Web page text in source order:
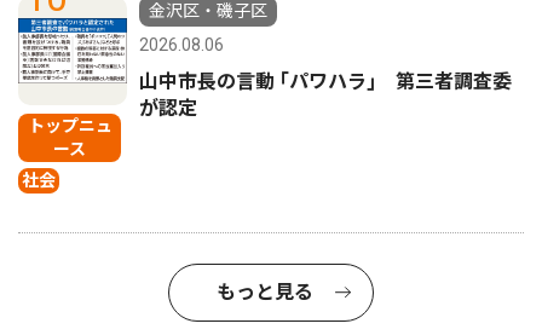
トップニュ
ース
社会
金沢区・磯子区
2026.08.06
山中市長の言動 ｢パワハラ｣ 第三者調査委
が認定
もっと見る